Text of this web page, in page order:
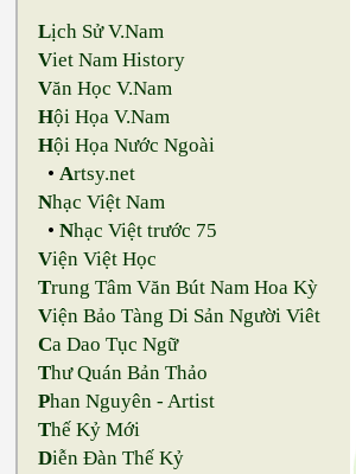
Lịch Sử V.Nam
Viet Nam History
Văn Học V.Nam
Hội Họa V.Nam
Hội Họa Nước Ngoài
•Artsy.net
Nhạc Việt Nam
•Nhạc Việt trước 75
Viện Việt Học
Trung Tâm Văn Bút Nam Hoa Kỳ
Viện Bảo Tàng Di Sản Người Viêt
Ca Dao Tục Ngữ
Thư Quán Bản Thảo
Phan Nguyên - Artist
Thế Kỷ Mới
Diễn Đàn Thế Kỷ